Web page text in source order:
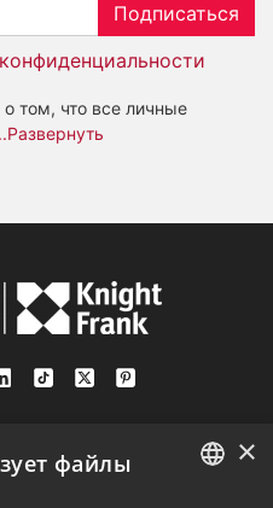
Подписаться
том, что все личные
Office 3
×
файлы